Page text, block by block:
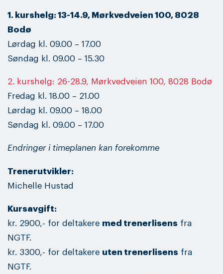
1. kurshelg: 13-14.9, Mørkvedveien 100, 8028
Bodø
Lørdag kl. 09.00 – 17.00
Søndag kl. 09.00 – 15.30
2. kurshelg: 26-28.9, Mørkvedveien 100, 8028 Bodø
Fredag kl. 18.00 – 21.00
Lørdag kl. 09.00 – 18.00
Søndag kl. 09.00 – 17.00
Endringer i timeplanen kan forekomme
Trenerutvikler:
Michelle Hustad
Kursavgift:
kr. 2900,- for deltakere med trenerlisens fra
NGTF.
kr. 3300,- for deltakere uten trenerlisens fra
NGTF.